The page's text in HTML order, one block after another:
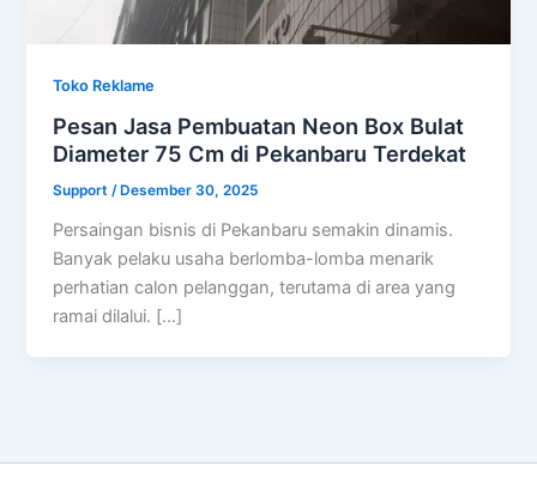
Toko Reklame
Pesan Jasa Pembuatan Neon Box Bulat
Diameter 75 Cm di Pekanbaru Terdekat
Support/ Desember 30, 2025
Persaingan bisnis di Pekanbaru semakin dinamis.
Banyak pelaku usaha berlomba-lomba menarik
perhatian calon pelanggan, terutama di area yang
ramai dilalui. […]